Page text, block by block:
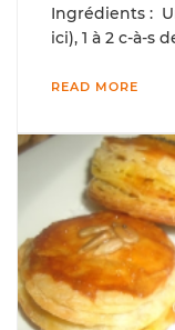
Ingrédients :
ici), 1 à 2 c-à-s
READ MORE